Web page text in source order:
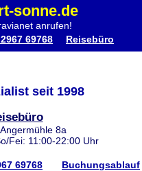
sonne.de
anrufen!
69768 Reisebüro
seit 1998
8a
Fei: 11:00-22:00 Uhr
69768 Buchungsablauf